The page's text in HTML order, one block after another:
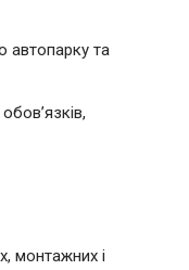
автопарку та
монтажних і